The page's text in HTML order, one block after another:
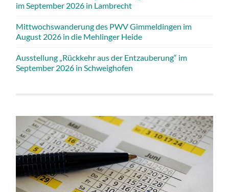
im September 2026 in Lambrecht
Mittwochswanderung des PWV Gimmeldingen im
August 2026 in die Mehlinger Heide
Ausstellung „Rückkehr aus der Entzauberung“ im
September 2026 in Schweighofen